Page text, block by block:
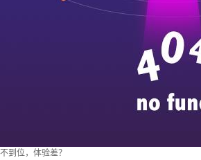
不到位，体验差？